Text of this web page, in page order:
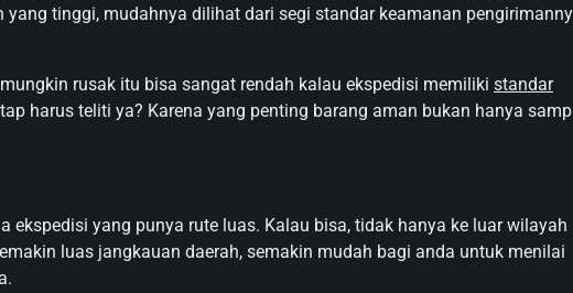
tinggi, mudahnya dilihat dari segi standar keamanan
rusak itu bisa sangat rendah kalau ekspedisi memiliki standar
harus teliti ya? Karena yang penting barang aman bukan hanya
ekspedisi yang punya rute luas. Kalau bisa, tidak hanya ke luar wilayah
luas jangkauan daerah, semakin mudah bagi anda untuk menilai